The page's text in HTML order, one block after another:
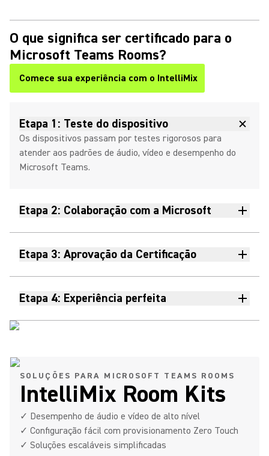
O que significa ser certificado para o
Microsoft Teams Rooms?
Comece sua experiência com o IntelliMix
Etapa 1: Teste do dispositivo
Os dispositivos passam por testes rigorosos para
atender aos padrões de áudio, vídeo e desempenho do
Microsoft Teams.
Etapa 2: Colaboração com a Microsoft
Etapa 3: Aprovação da Certificação
Etapa 4: Experiência perfeita
SOLUÇÕES PARA MICROSOFT TEAMS ROOMS
IntelliMix Room Kits
✓ Desempenho de áudio e vídeo de alto nível
✓ Configuração fácil com provisionamento Zero Touch
✓ Soluções escaláveis simplificadas